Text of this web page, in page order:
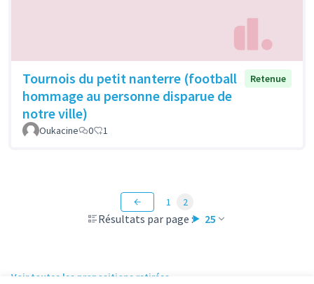
Tournois du petit nanterre (football
hommage au personne disparue de
notre ville)
Retenue
Oukacine 0 1
Résultats par page : 25
1 2
Voir toutes les propositions retirées